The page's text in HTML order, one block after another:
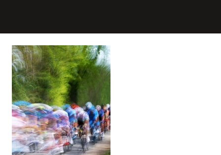
r
i
n
c
i
p
a
l
e